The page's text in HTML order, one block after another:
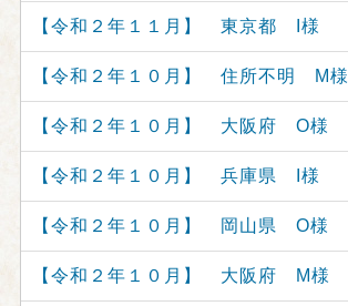
【令和２年１１月】 東京都 I様
【令和２年１０月】 住所不明 M様
【令和２年１０月】 大阪府 O様
【令和２年１０月】 兵庫県 I様
【令和２年１０月】 岡山県 O様
【令和２年１０月】 大阪府 M様